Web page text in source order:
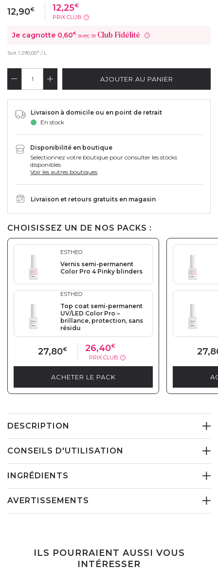
12,90€ 12,25€
PRIX CLUB ?
Je cagnotte 0,60€ avec le Club Fidélité ?
Soit 1 290,00€ / L
AJOUTER AU PANIER
Livraison à domicile ou en point de retrait
En stock
Disponibilité en boutique
Selectionnez votre boutique pour consulter les stocks
disponibles
Voir les autres boutiques
Livraison et retours gratuits en magasin
CHOISISSEZ UN DE NOS PACKS :
ESTHEO
Vernis semi-permanent
Color Pro 4 Pinky blinders
ESTHEO
Top coat semi-permanent
UV/LED Color Pro –
brillance, protection, sans
résidu
27,80€ 26,40€
PRIX CLUB ?
ACHETER LE PACK
DESCRIPTION
CONSEILS D'UTILISATION
INGRÉDIENTS
AVERTISSEMENTS
ILS POURRAIENT AUSSI VOUS
INTÉRESSER